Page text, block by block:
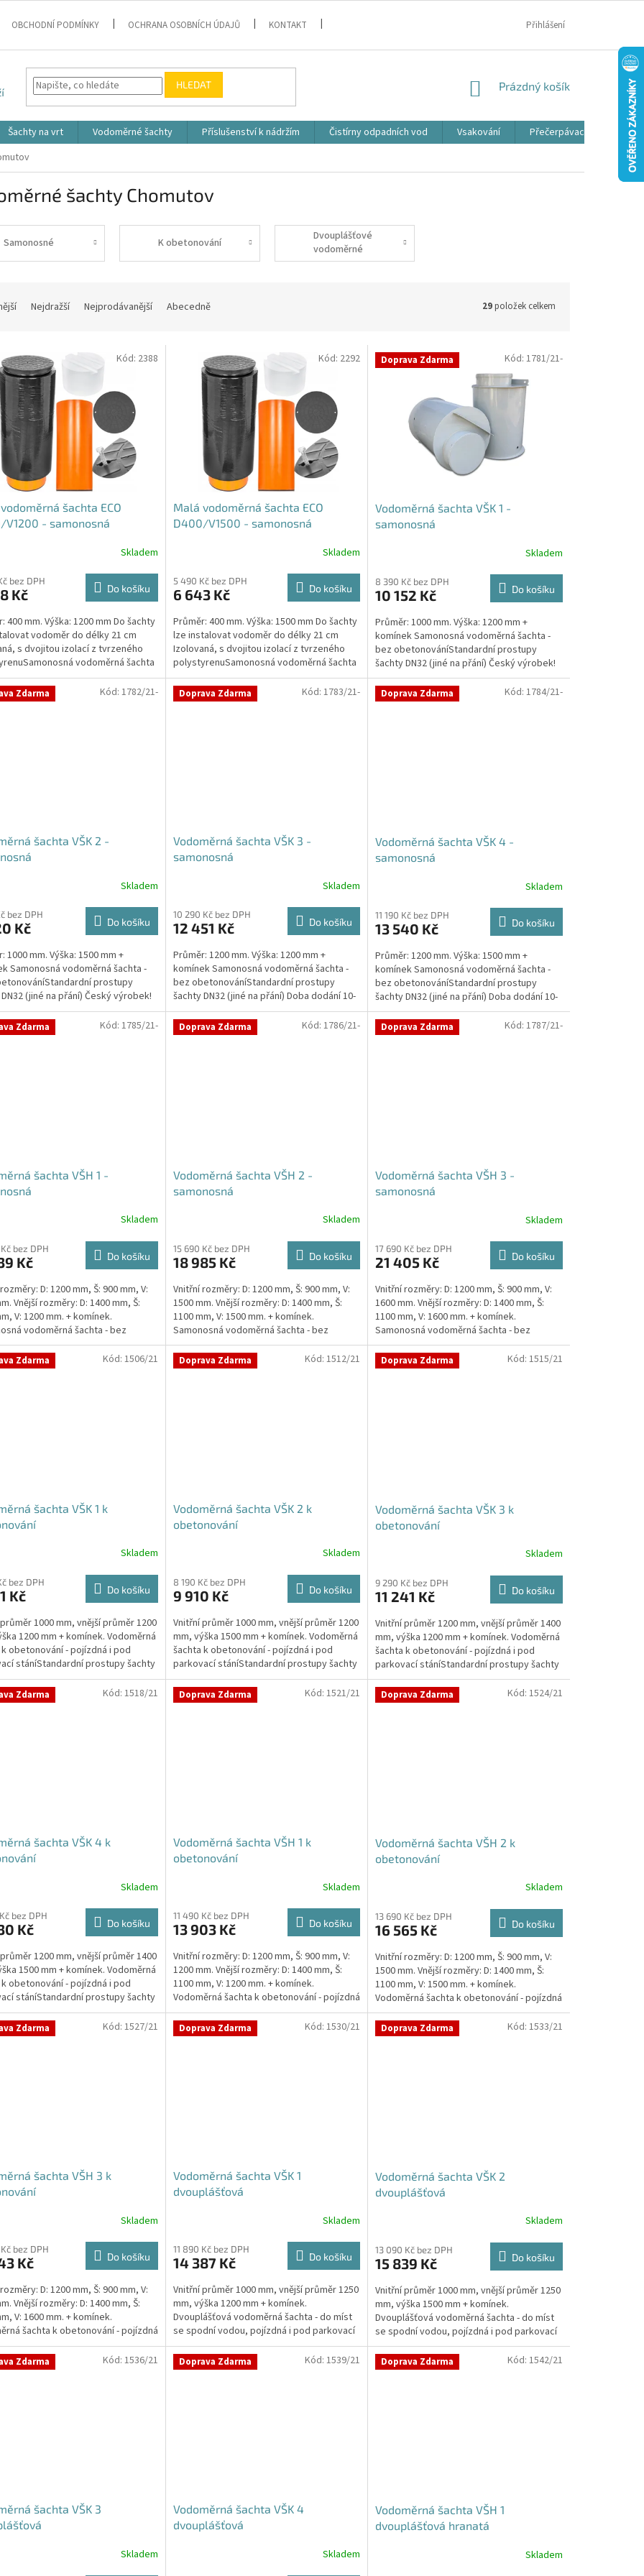
OBCHODNÍ PODMÍNKY OCHRANA OSOBNÍCH ÚDAJŮ KONTAKT Přihlášení
HLEDAT
NÁKUPNÍ
Prázdný košík
Šachty na vrt Vodoměrné šachty Příslušenství k nádržím Čistírny odpadních vod Vsakování Přečerpávací jímky
šachty Chomutov
Samonosné K obetonování
Dvouplášťové
vodoměrné
šachty
Nejdražší Nejprodávanější Abecedně 29položek celkem
šachta ECO
V1200 - samonosná
Skladem
bez DPH
Kč Do košíku
400 mm. Výška: 1200 mm Do šachty
vodoměr do délky 21 cm
s dvojitou izolací z tvrzeného
vodoměrná šachta
...
Kód: 2388
Malá vodoměrná šachta ECO
D400/V1500 - samonosná
produktu
je
z
5
hvězdiček.
Skladem
5 490 Kč bez DPH
6 643 Kč Do košíku
Průměr: 400 mm. Výška: 1500 mm Do šachty
lze instalovat vodoměr do délky 21 cm
Izolovaná, s dvojitou izolací z tvrzeného
polystyrenuSamonosná vodoměrná šachta
DN400 -...
Kód: 2292 Doprava Zdarma
Vodoměrná šachta VŠK 1 -
samonosná
produktu
je
z
5
hvězdiček.
Skladem
8 390 Kč bez DPH
10 152 Kč Do košíku
Průměr: 1000 mm. Výška: 1200 mm +
komínek Samonosná vodoměrná šachta -
bez obetonováníStandardní prostupy
šachty DN32 (jiné na přání) Český výrobek!
Pro případné dotazy, či...
Kód: 1781/21-
Zdarma
šachta VŠK 2 -
Skladem
bez DPH
Kč Do košíku
1000 mm. Výška: 1500 mm +
Samonosná vodoměrná šachta -
prostupy
(jiné na přání) Český výrobek!
dotazy, či...
Kód: 1782/21- Doprava Zdarma
Vodoměrná šachta VŠK 3 -
samonosná
Skladem
10 290 Kč bez DPH
12 451 Kč Do košíku
Průměr: 1200 mm. Výška: 1200 mm +
komínek Samonosná vodoměrná šachta -
bez obetonováníStandardní prostupy
šachty DN32 (jiné na přání) Doba dodání 10-
14 dní. Český výrobek!...
Kód: 1783/21- Doprava Zdarma
Vodoměrná šachta VŠK 4 -
samonosná
Skladem
11 190 Kč bez DPH
13 540 Kč Do košíku
Průměr: 1200 mm. Výška: 1500 mm +
komínek Samonosná vodoměrná šachta -
bez obetonováníStandardní prostupy
šachty DN32 (jiné na přání) Doba dodání 10-
14 dní. Český výrobek!...
Kód: 1784/21-
Zdarma
šachta VŠH 1 -
Skladem
bez DPH
Kč Do košíku
D: 1200 mm, Š: 900 mm, V:
Vnější rozměry: D: 1400 mm, Š:
V: 1200 mm. + komínek.
vodoměrná šachta - bez
Kód: 1785/21- Doprava Zdarma
Vodoměrná šachta VŠH 2 -
samonosná
Skladem
15 690 Kč bez DPH
18 985 Kč Do košíku
Vnitřní rozměry: D: 1200 mm, Š: 900 mm, V:
1500 mm. Vnější rozměry: D: 1400 mm, Š:
1100 mm, V: 1500 mm. + komínek.
Samonosná vodoměrná šachta - bez
obetonováníStandardní...
Kód: 1786/21- Doprava Zdarma
Vodoměrná šachta VŠH 3 -
samonosná
produktu
je
z
5
hvězdiček.
Skladem
17 690 Kč bez DPH
21 405 Kč Do košíku
Vnitřní rozměry: D: 1200 mm, Š: 900 mm, V:
1600 mm. Vnější rozměry: D: 1400 mm, Š:
1100 mm, V: 1600 mm. + komínek.
Samonosná vodoměrná šachta - bez
obetonováníStandardní...
Kód: 1787/21-
Zdarma
šachta VŠK 1 k
Skladem
bez DPH
Kč Do košíku
1000 mm, vnější průměr 1200
1200 mm + komínek. Vodoměrná
obetonování - pojízdná i pod
stáníStandardní prostupy šachty
na...
Kód: 1506/21 Doprava Zdarma
Vodoměrná šachta VŠK 2 k
obetonování
Skladem
8 190 Kč bez DPH
9 910 Kč Do košíku
Vnitřní průměr 1000 mm, vnější průměr 1200
mm, výška 1500 mm + komínek. Vodoměrná
šachta k obetonování - pojízdná i pod
parkovací stáníStandardní prostupy šachty
DN32 (jiné na...
Kód: 1512/21 Doprava Zdarma
Vodoměrná šachta VŠK 3 k
obetonování
Skladem
9 290 Kč bez DPH
11 241 Kč Do košíku
Vnitřní průměr 1200 mm, vnější průměr 1400
mm, výška 1200 mm + komínek. Vodoměrná
šachta k obetonování - pojízdná i pod
parkovací stáníStandardní prostupy šachty
DN32 (jiné na...
Kód: 1515/21
Zdarma
šachta VŠK 4 k
Skladem
bez DPH
Kč Do košíku
1200 mm, vnější průměr 1400
1500 mm + komínek. Vodoměrná
obetonování - pojízdná i pod
stáníStandardní prostupy šachty
na...
Kód: 1518/21 Doprava Zdarma
Vodoměrná šachta VŠH 1 k
obetonování
produktu
je
z
5
hvězdiček.
Skladem
11 490 Kč bez DPH
13 903 Kč Do košíku
Vnitřní rozměry: D: 1200 mm, Š: 900 mm, V:
1200 mm. Vnější rozměry: D: 1400 mm, Š:
1100 mm, V: 1200 mm. + komínek.
Vodoměrná šachta k obetonování - pojízdná
i pod...
Kód: 1521/21 Doprava Zdarma
Vodoměrná šachta VŠH 2 k
obetonování
produktu
je
z
5
hvězdiček.
Skladem
13 690 Kč bez DPH
16 565 Kč Do košíku
Vnitřní rozměry: D: 1200 mm, Š: 900 mm, V:
1500 mm. Vnější rozměry: D: 1400 mm, Š:
1100 mm, V: 1500 mm. + komínek.
Vodoměrná šachta k obetonování - pojízdná
i pod...
Kód: 1524/21
Zdarma
šachta VŠH 3 k
Skladem
bez DPH
Kč Do košíku
D: 1200 mm, Š: 900 mm, V:
Vnější rozměry: D: 1400 mm, Š:
V: 1600 mm. + komínek.
šachta k obetonování - pojízdná
Kód: 1527/21 Doprava Zdarma
Vodoměrná šachta VŠK 1
dvouplášťová
produktu
je
z
5
hvězdiček.
Skladem
11 890 Kč bez DPH
14 387 Kč Do košíku
Vnitřní průměr 1000 mm, vnější průměr 1250
mm, výška 1200 mm + komínek.
Dvouplášťová vodoměrná šachta - do míst
se spodní vodou, pojízdná i pod parkovací
stáníStandardní...
Kód: 1530/21 Doprava Zdarma
Vodoměrná šachta VŠK 2
dvouplášťová
Skladem
13 090 Kč bez DPH
15 839 Kč Do košíku
Vnitřní průměr 1000 mm, vnější průměr 1250
mm, výška 1500 mm + komínek.
Dvouplášťová vodoměrná šachta - do míst
se spodní vodou, pojízdná i pod parkovací
stáníStandardní...
Kód: 1533/21
Zdarma
šachta VŠK 3
Skladem
Kód: 1536/21 Doprava Zdarma
Vodoměrná šachta VŠK 4
dvouplášťová
Skladem
Kód: 1539/21 Doprava Zdarma
Vodoměrná šachta VŠH 1
dvouplášťová hranatá
Skladem
Kód: 1542/21